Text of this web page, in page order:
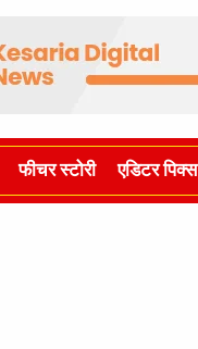
फीचर स्टोरी एडिटर पिक्स